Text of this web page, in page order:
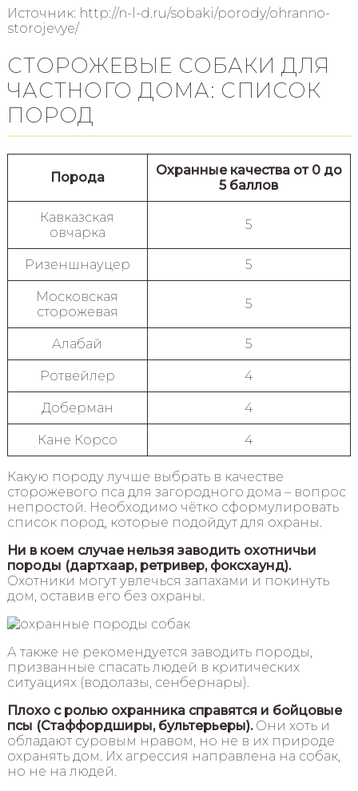
Источник: http://n-l-d.ru/sobaki/porody/ohranno-
storojevye/
СТОРОЖЕВЫЕ СОБАКИ ДЛЯ
ЧАСТНОГО ДОМА: СПИСОК
ПОРОД
Порода
Охранные качества от 0 до
5 баллов
Кавказская
овчарка
5
Ризеншнауцер 5
Московская
сторожевая
5
Алабай 5
Ротвейлер 4
Доберман 4
Кане Корсо 4
Какую породу лучше выбрать в качестве
сторожевого пса для загородного дома – вопрос
непростой. Необходимо чётко сформулировать
список пород, которые подойдут для охраны.
Ни в коем случае нельзя заводить охотничьи
породы (дартхаар, ретривер, фоксхаунд).
Охотники могут увлечься запахами и покинуть
дом, оставив его без охраны.
А также не рекомендуется заводить породы,
призванные спасать людей в критических
ситуациях (водолазы, сенбернары).
Плохо с ролью охранника справятся и бойцовые
псы (Стаффордширы, бультерьеры).Они хоть и
обладают суровым нравом, но не в их природе
охранять дом. Их агрессия направлена на собак,
но не на людей.